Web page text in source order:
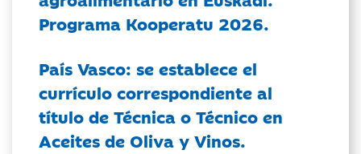
Programa Kooperatu 2026.
País Vasco: se establece el
currículo correspondiente al
título de Técnica o Técnico en
Aceites de Oliva y Vinos.